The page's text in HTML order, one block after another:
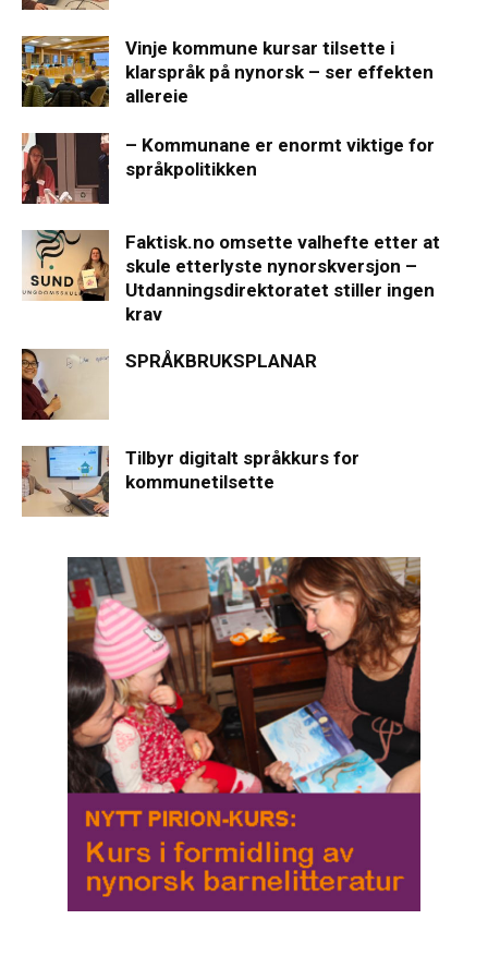
Vinje kommune kursar tilsette i
klarspråk på nynorsk – ser effekten
allereie
– Kommunane er enormt viktige for
språkpolitikken
Faktisk.no omsette valhefte etter at
skule etterlyste nynorskversjon –
Utdanningsdirektoratet stiller ingen
krav
SPRÅKBRUKSPLANAR
Tilbyr digitalt språkkurs for
kommunetilsette